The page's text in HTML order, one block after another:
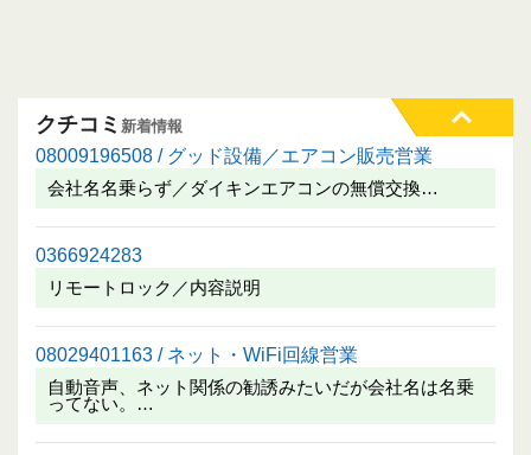
クチコミ 新着情報
08009196508 / グッド設備／エアコン販売営業
会社名名乗らず／ダイキンエアコンの無償交換…
0366924283
リモートロック／内容説明
08029401163 / ネット・WiFi回線営業
自動音声、ネット関係の勧誘みたいだが会社名は名乗
ってない。…